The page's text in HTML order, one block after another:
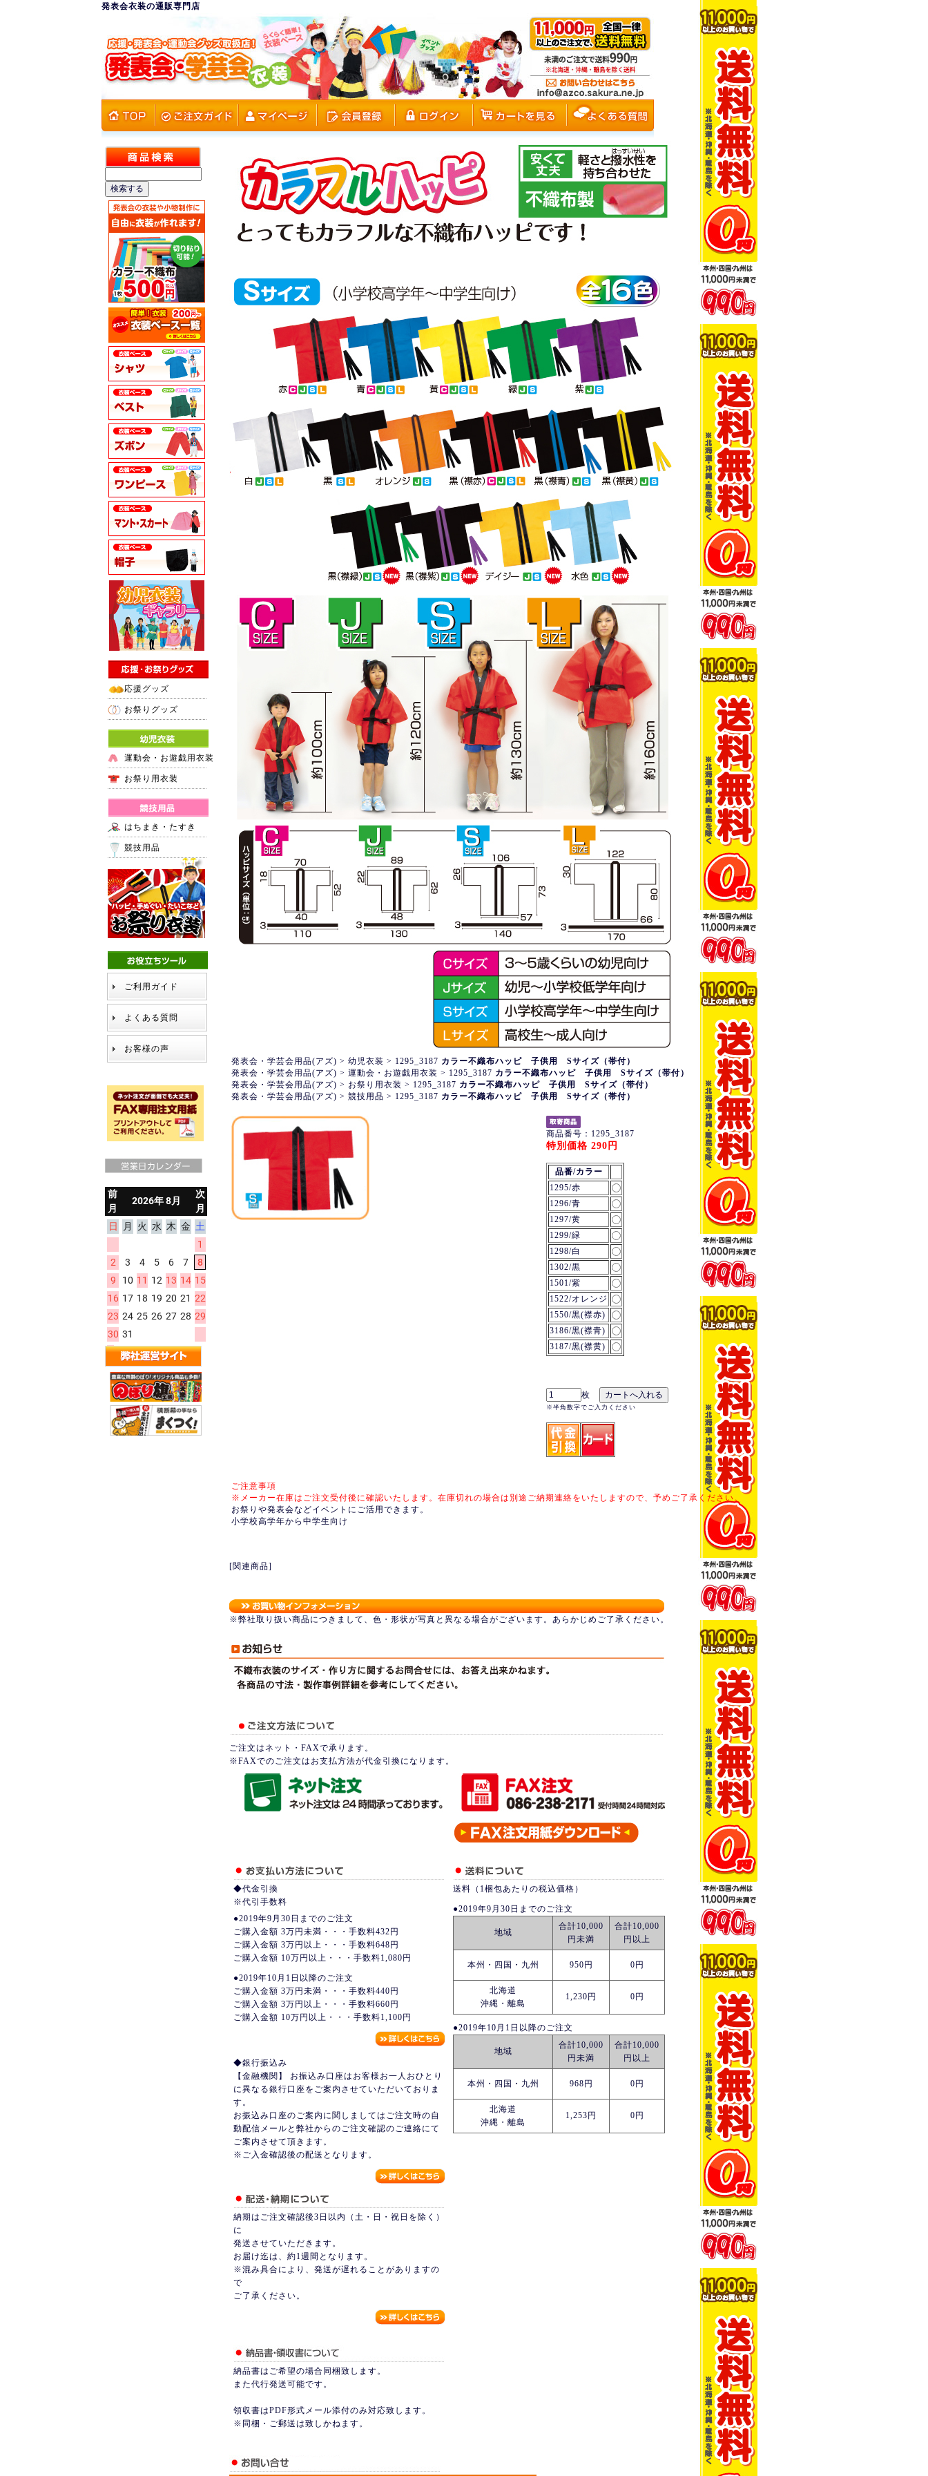
発表会衣装の通販専門店
応援グッズ
お祭りグッズ
運動会・お遊戯用衣装
お祭り用衣装
はちまき・たすき
競技用品
ご利用ガイド
よくある質問
お客様の声
発表会・学芸会用品(アズ) > 幼児衣装 > 1295_3187 カラー不織布ハッピ 子供用 Sサイズ（帯付）
発表会・学芸会用品(アズ) > 運動会・お遊戯用衣装 > 1295_3187 カラー不織布ハッピ 子供用 Sサイズ（帯付）
発表会・学芸会用品(アズ) > お祭り用衣装 > 1295_3187 カラー不織布ハッピ 子供用 Sサイズ（帯付）
発表会・学芸会用品(アズ) > 競技用品 > 1295_3187 カラー不織布ハッピ 子供用 Sサイズ（帯付）
商品番号：1295_3187
特別価格 290円
品番/カラー
1295/赤
1296/青
1297/黄
1299/緑
1298/白
1302/黒
1501/紫
1522/オレンジ
1550/黒(襟赤)
3186/黒(襟青)
3187/黒(襟黄)
枚
※半角数字でご入力ください
ご注意事項
※メーカー在庫はご注文受付後に確認いたします。在庫切れの場合は別途ご納期連絡をいたしますので、予めご了承ください。
お祭りや発表会などイベントにご活用できます。
小学校高学年から中学生向け
[関連商品]
※弊社取り扱い商品につきまして、色・形状が写真と異なる場合がございます。あらかじめご了承ください。
ご注文はネット・FAXで承ります。
※FAXでのご注文はお支払方法が代金引換になります。
◆代金引換
※代引手数料
●2019年9月30日までのご注文
ご購入金額 3万円未満・・・手数料432円
ご購入金額 3万円以上・・・手数料648円
ご購入金額 10万円以上・・・手数料1,080円
●2019年10月1日以降のご注文
ご購入金額 3万円未満・・・手数料440円
ご購入金額 3万円以上・・・手数料660円
ご購入金額 10万円以上・・・手数料1,100円
◆銀行振込み
【金融機関】 お振込み口座はお客様お一人おひとり
に異なる銀行口座をご案内させていただいておりま
す。
お振込み口座のご案内に関しましてはご注文時の自
動配信メールと弊社からのご注文確認のご連絡にて
ご案内させて頂きます。
※ご入金確認後の配送となります。
送料（1梱包あたりの税込価格）
●2019年9月30日までのご注文
地域
合計10,000
円未満
合計10,000
円以上
本州・四国・九州 950円 0円
北海道
沖縄・離島
1,230円 0円
●2019年10月1日以降のご注文
地域
合計10,000
円未満
合計10,000
円以上
本州・四国・九州 968円 0円
北海道
沖縄・離島
1,253円 0円
納期はご注文確認後3日以内（土・日・祝日を除く）
に
発送させていただきます。
お届け迄は、約1週間となります。
※混み具合により、発送が遅れることがありますの
で
ご了承ください。
納品書はご希望の場合同梱致します。
また代行発送可能です。
領収書はPDF形式メール添付のみ対応致します。
※同梱・ご郵送は致しかねます。